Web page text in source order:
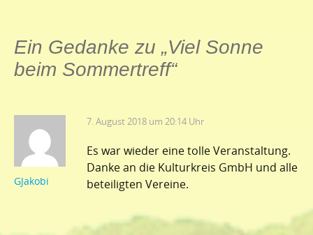
Ein Gedanke zu „Viel Sonne
beim Sommertreff“
GJakobi
7. August 2018 um 20:14 Uhr
Es war wieder eine tolle Veranstaltung.
Danke an die Kulturkreis GmbH und alle
beteiligten Vereine.